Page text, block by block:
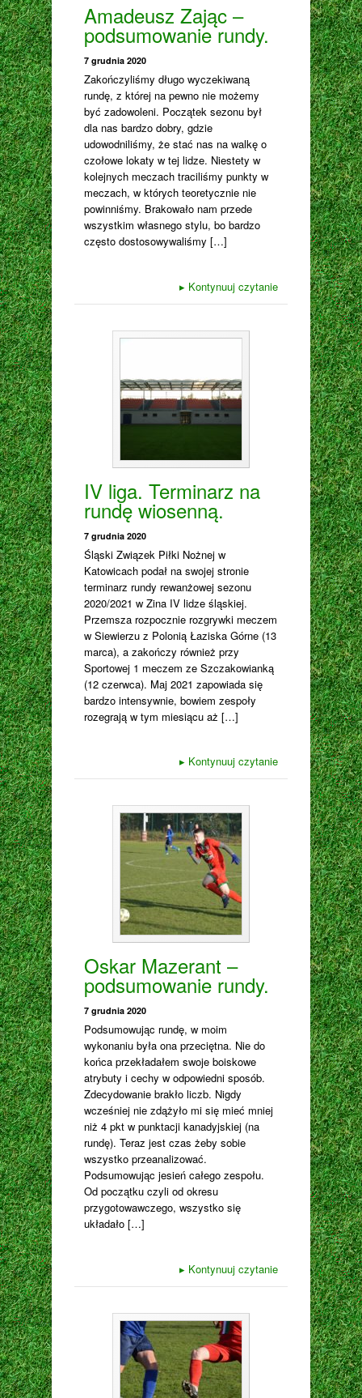
Amadeusz Zając –
podsumowanie rundy.
7 grudnia 2020
Zakończyliśmy długo wyczekiwaną
rundę, z której na pewno nie możemy
być zadowoleni. Początek sezonu był
dla nas bardzo dobry, gdzie
udowodniliśmy, że stać nas na walkę o
czołowe lokaty w tej lidze. Niestety w
kolejnych meczach traciliśmy punkty w
meczach, w których teoretycznie nie
powinniśmy. Brakowało nam przede
wszystkim własnego stylu, bo bardzo
często dostosowywaliśmy […]
▸ Kontynuuj czytanie
IV liga. Terminarz na
rundę wiosenną.
7 grudnia 2020
Śląski Związek Piłki Nożnej w
Katowicach podał na swojej stronie
terminarz rundy rewanżowej sezonu
2020/2021 w Zina IV lidze śląskiej.
Przemsza rozpocznie rozgrywki meczem
w Siewierzu z Polonią Łaziska Górne (13
marca), a zakończy również przy
Sportowej 1 meczem ze Szczakowianką
(12 czerwca). Maj 2021 zapowiada się
bardzo intensywnie, bowiem zespoły
rozegrają w tym miesiącu aż […]
▸ Kontynuuj czytanie
Oskar Mazerant –
podsumowanie rundy.
7 grudnia 2020
Podsumowując rundę, w moim
wykonaniu była ona przeciętna. Nie do
końca przekładałem swoje boiskowe
atrybuty i cechy w odpowiedni sposób.
Zdecydowanie brakło liczb. Nigdy
wcześniej nie zdążyło mi się mieć mniej
niż 4 pkt w punktacji kanadyjskiej (na
rundę). Teraz jest czas żeby sobie
wszystko przeanalizować.
Podsumowując jesień całego zespołu.
Od początku czyli od okresu
przygotowawczego, wszystko się
układało […]
▸ Kontynuuj czytanie